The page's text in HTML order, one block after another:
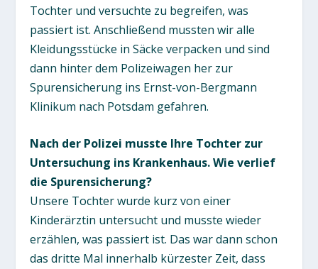
Tochter und versuchte zu begreifen, was
passiert ist. Anschließend mussten wir alle
Kleidungsstücke in Säcke verpacken und sind
dann hinter dem Polizeiwagen her zur
Spurensicherung ins Ernst-von-Bergmann
Klinikum nach Potsdam gefahren.
Nach der Polizei musste Ihre Tochter zur
Untersuchung ins Krankenhaus. Wie verlief
die Spurensicherung?
Unsere Tochter wurde kurz von einer
Kinderärztin untersucht und musste wieder
erzählen, was passiert ist. Das war dann schon
das dritte Mal innerhalb kürzester Zeit, dass